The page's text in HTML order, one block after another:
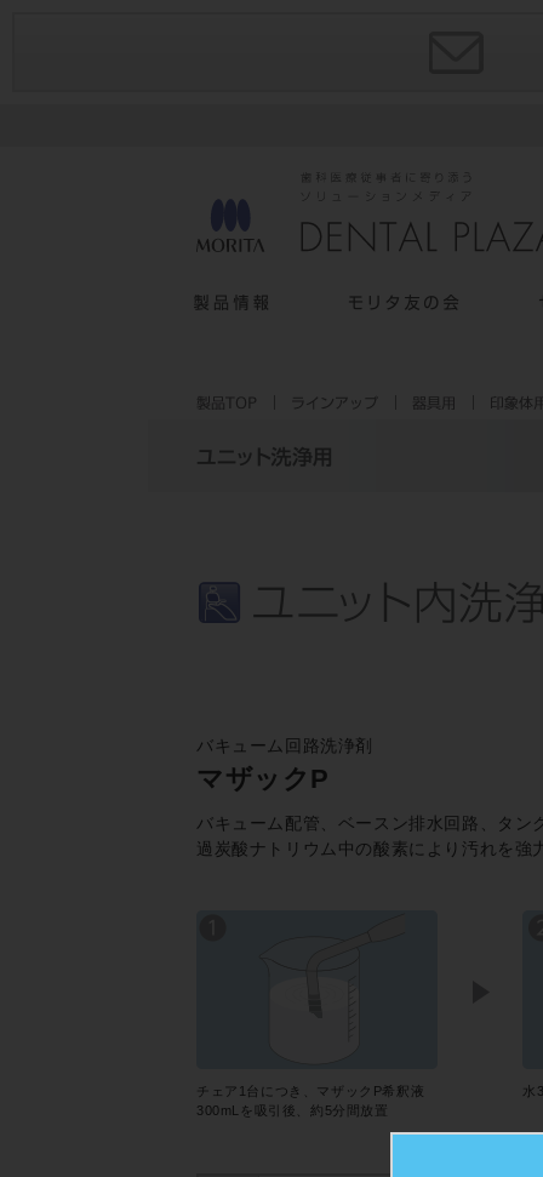
バキューム回路洗浄剤
マザックP
バキューム配管、ベースン排水回路、タン
過炭酸ナトリウム中の酸素により汚れを強
チェア1台につき、マザックP希釈液
300mLを吸引後、約5分間放置
水